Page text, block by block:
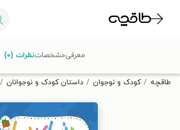
تخفیف از طاقچه دریافت کن.
طاقچه کودک و نوجوان داستان کودک و نوجوانان
معرفیمشخصاتنظرات (۰)